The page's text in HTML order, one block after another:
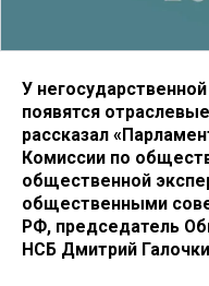
У
появятся
рассказал
Комиссии по
общественной
общественными
РФ, председатель
НСБ Дмитрий